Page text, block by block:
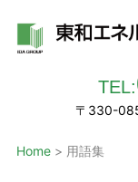
TEL:
〒330-
Home> 用語集